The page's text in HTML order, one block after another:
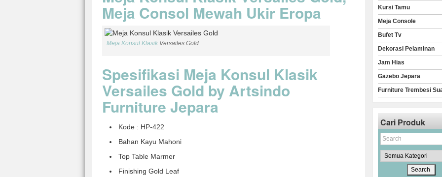
Meja Consol Mewah Ukir Eropa
Meja Konsul Klasik Versailes Gold
Spesifikasi Meja Konsul Klasik
Versailes Gold by Artsindo
Furniture Jepara
Kode : HP-422
Bahan Kayu Mahoni
Top Table Marmer
Finishing Gold Leaf
Kursi Tamu
Meja Console
Bufet Tv
Dekorasi Pelaminan
Jam Hias
Gazebo Jepara
Furniture Trembesi
Cari Produk